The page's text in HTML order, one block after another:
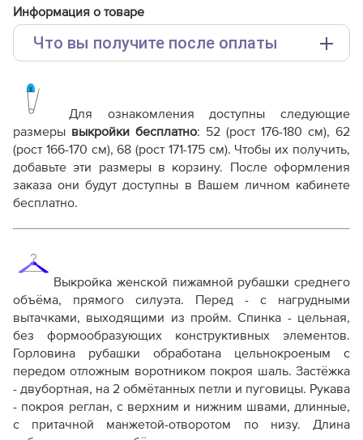
Информация о товаре
Что вы получите после оплаты
Выкройка PDF для печати на принтере A4 или
плоттере A0 с шириной печати 810мм в зависимости
от выбора формата
Инструкция-рубашка-Айрис954.pdf
Дополнительные файлы:
Терминология ВТО
Как распечатывать выкройки
Как скорректировать готовую выкройку по росту
Для ознакомления доступны следующие
размеры выкройки бесплатно: 52 (рост 176-180 см), 62
(рост 166-170 см), 68 (рост 171-175 см). Чтобы их получить,
добавьте эти размеры в корзину. После оформления
заказа они будут доступны в Вашем личном кабинете
бесплатно.
Выкройка женской пижамной рубашки среднего
объёма, прямого силуэта.
Перед - с нагрудными
вытачками, выходящими из пройм.Спинка - цельная,
без формообразующих конструктивных элементов.
Горловина рубашки обработана цельнокроеным с
передом отложным воротником покроя шаль. Застёжка
- двубортная, на 2 обмётанных петли и пуговицы. Рукава
- покроя реглан, с верхним и нижним швами, длинные,
с притачной манжетой-отворотом по низу. Длина